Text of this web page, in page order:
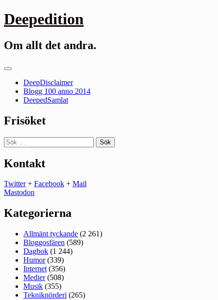
Gå
till
Deepedition
Om allt det andra.
Primär
DeepDisclaimer
Blogg 100 anno 2014
DeepedSamlat
Frisöket
Sök
efter:
Kontakt
Twitter+ Facebook + Mail
Mastodon
Kategorierna
Allmänt tyckande (2 261)
Bloggosfären (589)
Dagbok (1 244)
Humor(339)
Internet (356)
Medier(508)
Musik (355)
Tekniknörderi (265)